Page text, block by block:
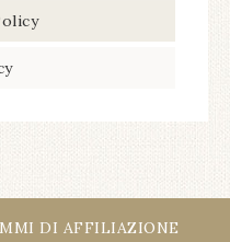
DI AFFILIAZIONE